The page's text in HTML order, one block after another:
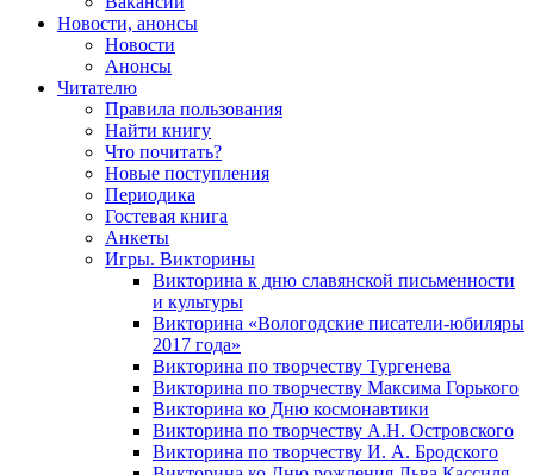
Новости, анонсы
Новости
Анонсы
Читателю
Правила пользования
Найти книгу
Что почитать?
Новые поступления
Периодика
Гостевая книга
Анкеты
Игры. Викторины
Викторина к дню славянской письменности
и культуры
Викторина «Вологодские писатели-юбиляры
2017 года»
Викторина по творчеству Тургенева
Викторина по творчеству Максима Горького
Викторина ко Дню космонавтики
Викторина по творчеству А.Н. Островского
Викторина по творчеству И. А. Бродского